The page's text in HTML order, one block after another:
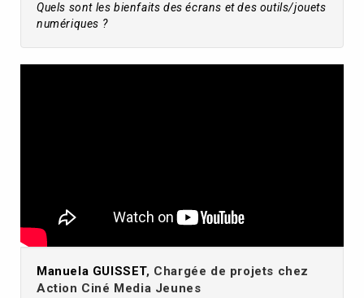
Quels sont les bienfaits des écrans et des outils/jouets
numériques ?
Manuela GUISSET, Chargée de projets chez
Action Ciné Media Jeunes